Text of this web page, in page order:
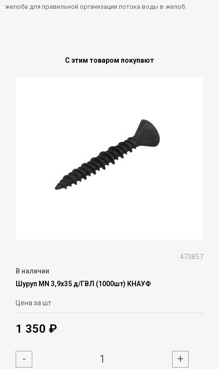
желоба для правильной организации потока воды в желоб.
С этим товаром покупают
473857
В наличии
Шуруп MN 3,9х35 д/ГВЛ (1000шт) КНАУФ
Цена за шт
1 350 ₽
- +